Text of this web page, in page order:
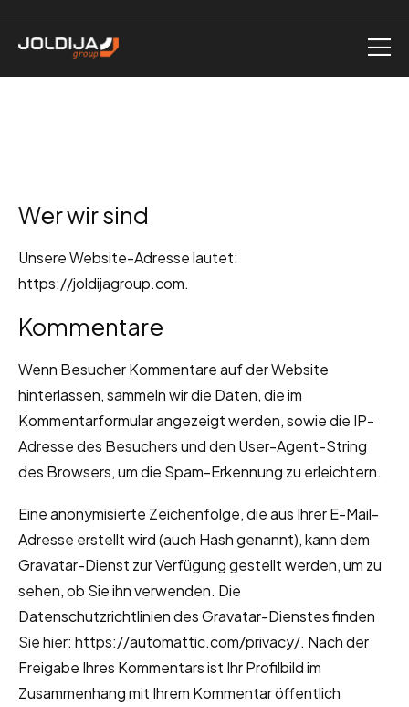
Wer wir sind
Unsere Website-Adresse lautet:
https://joldijagroup.com.
Kommentare
Wenn Besucher Kommentare auf der Website
hinterlassen, sammeln wir die Daten, die im
Kommentarformular angezeigt werden, sowie die IP-
Adresse des Besuchers und den User-Agent-String
des Browsers, um die Spam-Erkennung zu erleichtern.
Eine anonymisierte Zeichenfolge, die aus Ihrer E-Mail-
Adresse erstellt wird (auch Hash genannt), kann dem
Gravatar-Dienst zur Verfügung gestellt werden, um zu
sehen, ob Sie ihn verwenden. Die
Datenschutzrichtlinien des Gravatar-Dienstes finden
Sie hier: https://automattic.com/privacy/. Nach der
Freigabe Ihres Kommentars ist Ihr Profilbild im
Zusammenhang mit Ihrem Kommentar öffentlich